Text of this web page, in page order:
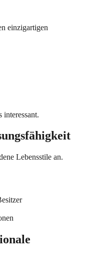
einzigartigen
interessant.
Lebensstile an.